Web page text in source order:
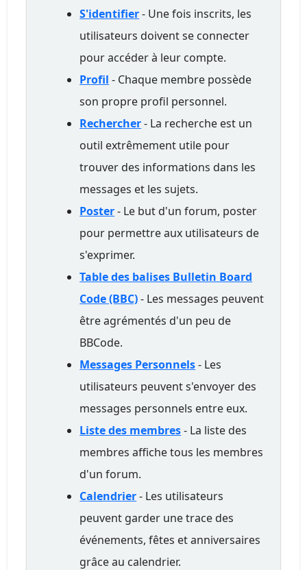
S'identifier- Une fois inscrits, les
utilisateurs doivent se connecter
pour accéder à leur compte.
Profil - Chaque membre possède
son propre profil personnel.
Rechercher- La recherche est un
outil extrêmement utile pour
trouver des informations dans les
messages et les sujets.
Poster- Le but d'un forum, poster
pour permettre aux utilisateurs de
s'exprimer.
Table des balises Bulletin Board
Code (BBC)- Les messages peuvent
être agrémentés d'un peu de
BBCode.
Messages Personnels- Les
utilisateurs peuvent s'envoyer des
messages personnels entre eux.
Liste des membres- La liste des
membres affiche tous les membres
d'un forum.
Calendrier- Les utilisateurs
peuvent garder une trace des
événements, fêtes et anniversaires
grâce au calendrier.